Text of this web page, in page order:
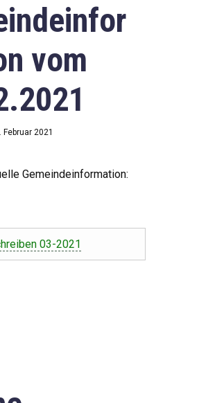
vom
2021
Gemeindeinformation:
03-2021